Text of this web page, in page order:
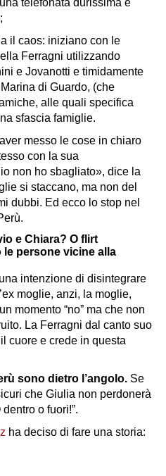
il caos: iniziano con le
Ferragni utilizzando
e Jovanotti e timidamente
di Guardo, (che
alle quali specifica
sfascia famiglie.
messo le cose in chiaro
con la sua
non ho sbagliato», dice la
si staccano, ma non del
dubbi. Ed ecco lo stop nel
e Chiara? O flirt
persone vicine alla
intenzione di disintegrare
moglie, anzi, la moglie,
momento “no” ma che non
La Ferragni dal canto suo
cuore e crede in questa
sono dietro l’angolo. Se
che Giulia non perdonerà
o fuori!”.
ha deciso di fare una storia: